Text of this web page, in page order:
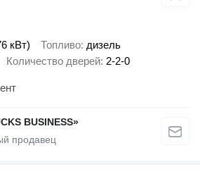
кВт) Топливо дизель
Количество дверей 2-2-0
BUSINESS»